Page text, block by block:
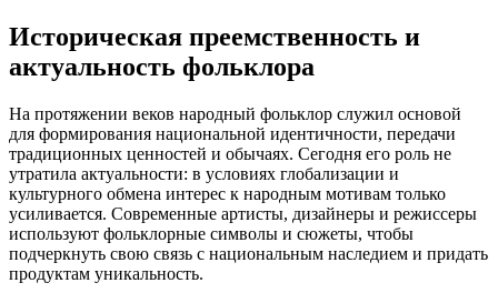
Историческая преемственность и
актуальность фольклора
На протяжении веков народный фольклор служил основой
для формирования национальной идентичности, передачи
традиционных ценностей и обычаях. Сегодня его роль не
утратила актуальности: в условиях глобализации и
культурного обмена интерес к народным мотивам только
усиливается. Современные артисты, дизайнеры и режиссеры
используют фольклорные символы и сюжеты, чтобы
подчеркнуть свою связь с национальным наследием и придать
продуктам уникальность.